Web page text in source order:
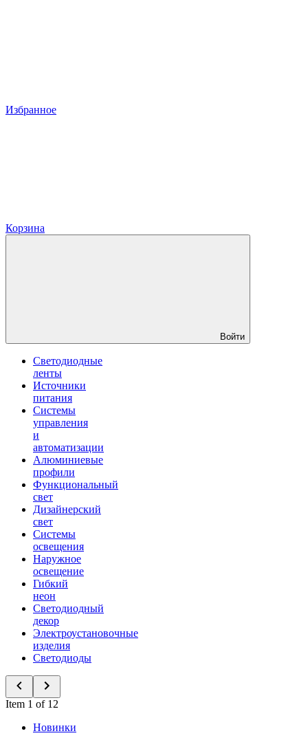
Избранное
Корзина
Войти
Светодиодные
ленты
Источники
питания
Системы
управления
и
автоматизации
Алюминиевые
профили
Функциональный
свет
Дизайнерский
свет
Системы
освещения
Наружное
освещение
Гибкий
неон
Светодиодный
декор
Электроустановочные
изделия
Светодиоды
Item 1 of 12
Новинки